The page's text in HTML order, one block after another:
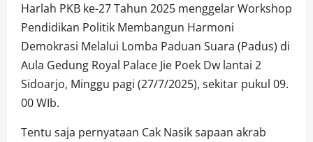
Harlah PKB ke-27 Tahun 2025 menggelar Workshop
Pendidikan Politik Membangun Harmoni
Demokrasi Melalui Lomba Paduan Suara (Padus) di
Aula Gedung Royal Palace Jie Poek Dw lantai 2
Sidoarjo, Minggu pagi (27/7/2025), sekitar pukul 09.
00 WIb.
Tentu saja pernyataan Cak Nasik sapaan akrab